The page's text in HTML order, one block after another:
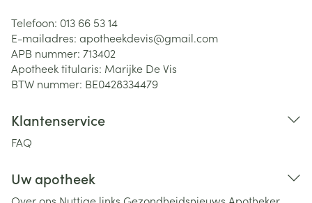
Telefoon: 013 66 53 14
E-mailadres: apotheekdevis@gmail.com
APB nummer: 713402
Apotheek titularis: Marijke De Vis
BTW nummer: BE0428334479
Klantenservice
FAQ
Uw apotheek